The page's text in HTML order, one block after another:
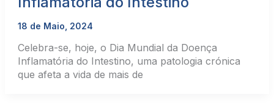
18 de Maio, 2024
Celebra-se, hoje, o Dia Mundial da Doença
Inflamatória do Intestino, uma patologia crónica
que afeta a vida de mais de